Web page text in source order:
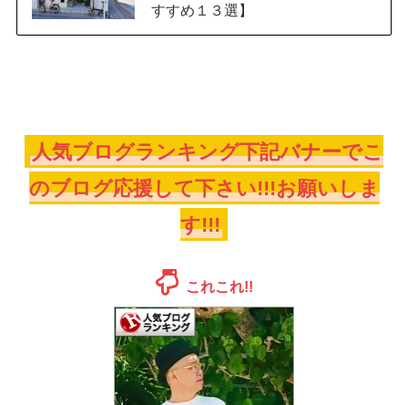
すすめ１３選】
人気ブログランキング下記バナーでこ
のブログ応援して下さい!!!お願いしま
す!!!
これこれ!!